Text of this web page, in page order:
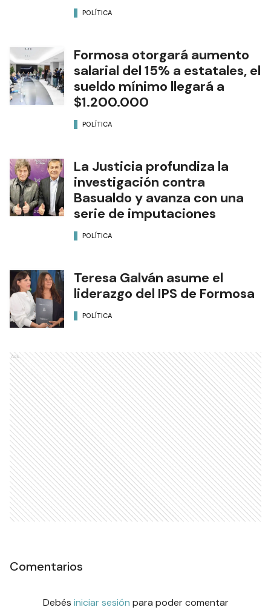
POLÍTICA
Formosa otorgará aumento
salarial del 15% a estatales, el
sueldo mínimo llegará a
$1.200.000
POLÍTICA
La Justicia profundiza la
investigación contra
Basualdo y avanza con una
serie de imputaciones
POLÍTICA
Teresa Galván asume el
liderazgo del IPS de Formosa
POLÍTICA
Ads
Comentarios
Debés iniciar sesión para poder comentar